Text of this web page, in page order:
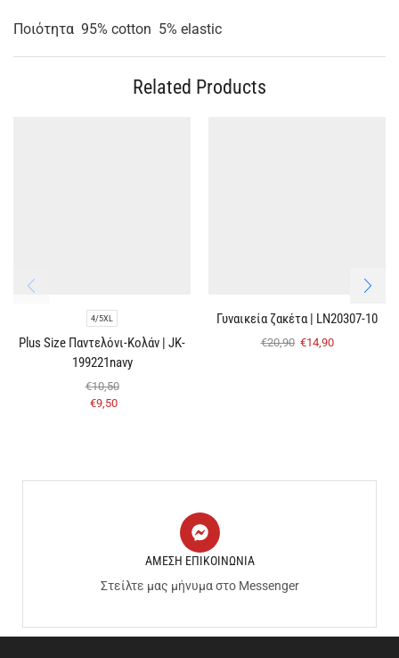
Ποιότητα 95% cotton 5% elastic
Related Products
4/5XL
Plus Size Παντελόνι-Κολάν | JK-
199221navy
€10,50
€9,50
Γυναικεία ζακέτα | LN20307-10
€20,90 €14,90
ΑΜΕΣΗ ΕΠΙΚΟΙΝΩΝΙΑ
Στείλτε μας μήνυμα στο Messenger